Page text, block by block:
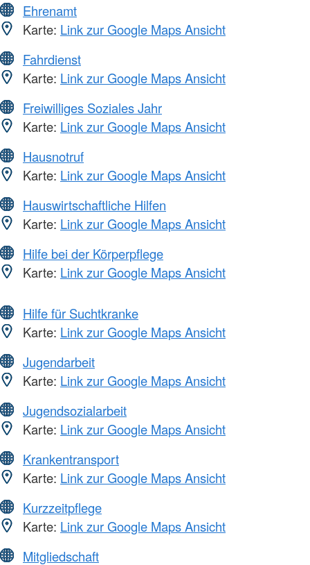
Ehrenamt
Karte: Link zur Google Maps Ansicht
Fahrdienst
Karte: Link zur Google Maps Ansicht
Freiwilliges Soziales Jahr
Karte: Link zur Google Maps Ansicht
Hausnotruf
Karte: Link zur Google Maps Ansicht
Hauswirtschaftliche Hilfen
Karte: Link zur Google Maps Ansicht
Hilfe bei der Körperpflege
Karte: Link zur Google Maps Ansicht
Hilfe für Suchtkranke
Karte: Link zur Google Maps Ansicht
Jugendarbeit
Karte: Link zur Google Maps Ansicht
Jugendsozialarbeit
Karte: Link zur Google Maps Ansicht
Krankentransport
Karte: Link zur Google Maps Ansicht
Kurzzeitpflege
Karte: Link zur Google Maps Ansicht
Mitgliedschaft